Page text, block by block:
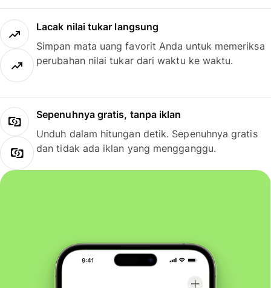
Lacak nilai tukar langsung
Simpan mata uang favorit Anda untuk memeriksa
perubahan nilai tukar dari waktu ke waktu.
Sepenuhnya gratis, tanpa iklan
Unduh dalam hitungan detik. Sepenuhnya gratis
dan tidak ada iklan yang mengganggu.